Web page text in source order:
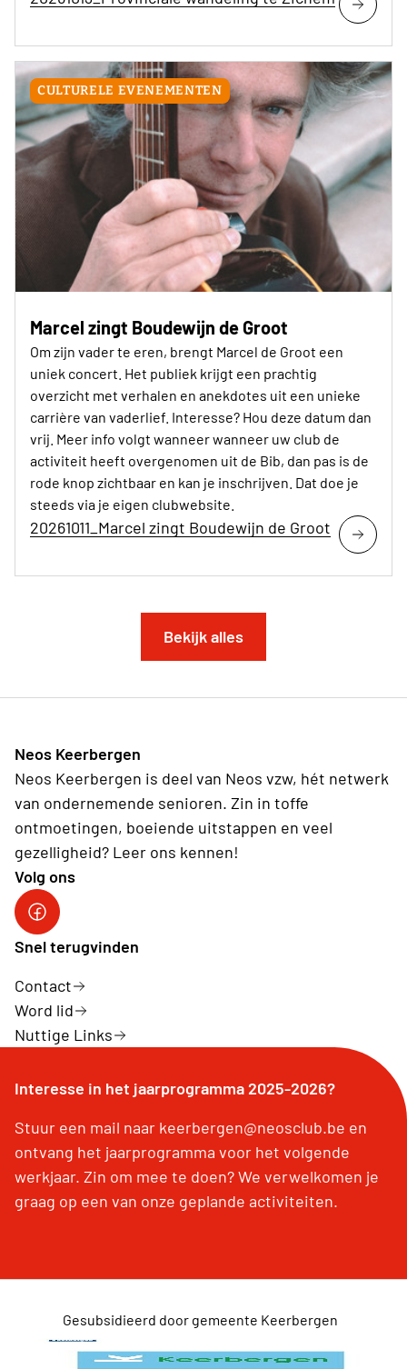
CULTURELE EVENEMENTEN
Marcel zingt Boudewijn de Groot
Om zijn vader te eren, brengt Marcel de Groot een
uniek concert. Het publiek krijgt een prachtig
overzicht met verhalen en anekdotes uit een unieke
carrière van vaderlief. Interesse? Hou deze datum dan
vrij. Meer info volgt wanneer wanneer uw club de
activiteit heeft overgenomen uit de Bib, dan pas is de
rode knop zichtbaar en kan je inschrijven. Dat doe je
steeds via je eigen clubwebsite.
20261011_Marcel zingt Boudewijn de Groot
Bekijk alles
Neos Keerbergen
Neos Keerbergen is deel van Neos vzw, hét netwerk
van ondernemende senioren. Zin in toffe
ontmoetingen, boeiende uitstappen en veel
gezelligheid? Leer ons kennen!
Volg ons
Neosvzw
Snel terugvinden
Contact
Word lid
Nuttige Links
Interesse in het jaarprogramma 2025-2026?
Stuur een mail naar keerbergen@neosclub.be en
ontvang het jaarprogramma voor het volgende
werkjaar. Zin om mee te doen? We verwelkomen je
graag op een van onze geplande activiteiten.
Gesubsidieerd door gemeente Keerbergen